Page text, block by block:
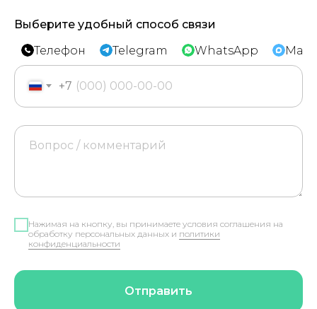
Выберите удобный способ связи
Телефон
Telegram WhatsApp Max
+7
Нажимая на кнопку, вы принимаете условия соглашения на
обработку персональных данных и политики
конфиденциальности
Отправить